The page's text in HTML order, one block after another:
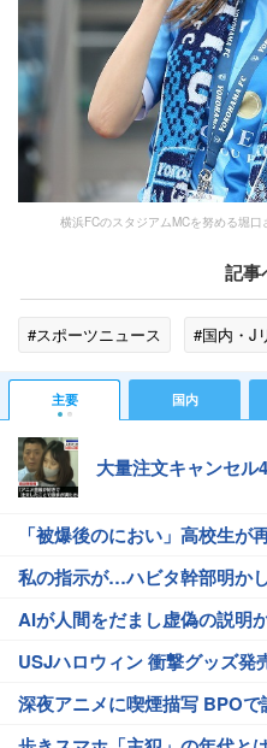
横浜FCのスタジアムMCを努める堀
記事
#スポーツニュース #国内・J
主要 国内
大量注文キャンセル
「被爆後のにおい」高校生が
私の指示が…ハビタ幹部明か
AIが人間をだまし虚偽の説明
USJハロウィン 衝撃グッズ発
深夜アニメに喫煙描写 BPOで